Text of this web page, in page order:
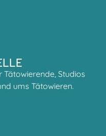
Studios
ums Tätowieren.